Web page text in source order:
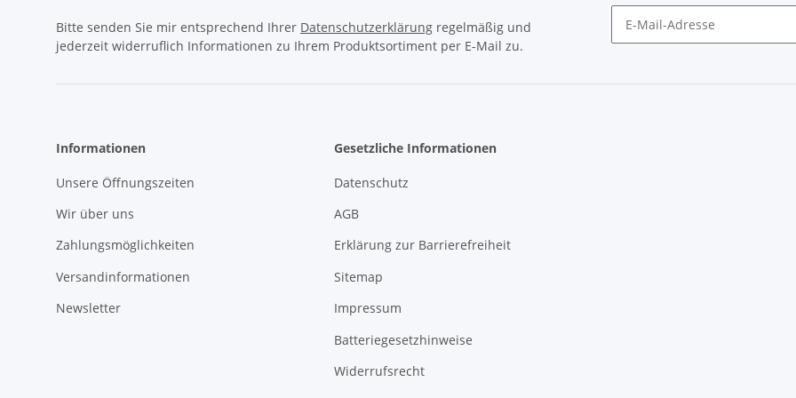
Bitte senden Sie mir entsprechend Ihrer Datenschutzerklärung regelmäßig und
jederzeit widerruflich Informationen zu Ihrem Produktsortiment per E-Mail zu.
Informationen
Unsere Öffnungszeiten
Wir über uns
Zahlungsmöglichkeiten
Versandinformationen
Newsletter
Gesetzliche Informationen
Datenschutz
AGB
Erklärung zur Barrierefreiheit
Sitemap
Impressum
Batteriegesetzhinweise
Widerrufsrecht